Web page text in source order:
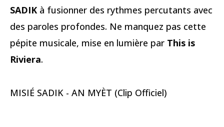
SADIKà fusionner des rythmes percutants avec
des paroles profondes. Ne manquez pas cette
pépite musicale, mise en lumière par This is
Riviera.​
MISIÉ SADIK - AN MYÈT (Clip Officiel)